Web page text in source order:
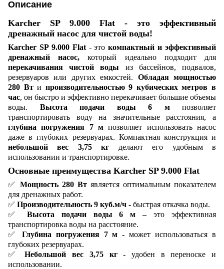
Описание
Karcher SP 9.000 Flat - это эффективный
дренажный насос для чистой воды!
Karcher SP 9.000 Flat- этокомпактный и эффективный
дренажный насос,который идеально подходит для
перекачивания чистой воды из бассейнов, подвалов,
резервуаров или других емкостей. Обладая мощностью
280 Вти производительностью 9 кубических метров в
час, он быстро и эффективно перекачивает большие объемы
воды. Высота подачи воды 6 мпозволяет
транспортировать воду на значительные расстояния, а
глубина погружения 7 м позволяет использовать насос
даже в глубоких резервуарах. Компактная конструкция и
небольшой вес 3,75 кг делают его удобным в
использовании и транспортировке.
Основные преимущества Karcher SP 9.000 Flat
✅ Мощность 280 Вт является оптимальным показателем
для дренажных работ.
✅ Производительность 9 куб.м/ч - быстрая откачка воды.
✅ Высота подачи воды 6 м – это эффективная
транспортировка воды на расстояние.
✅ Глубина погружения 7 м - может использоваться в
глубоких резервуарах.
✅Небольшой вес 3,75 кг- удобен в переноске и
использовании.